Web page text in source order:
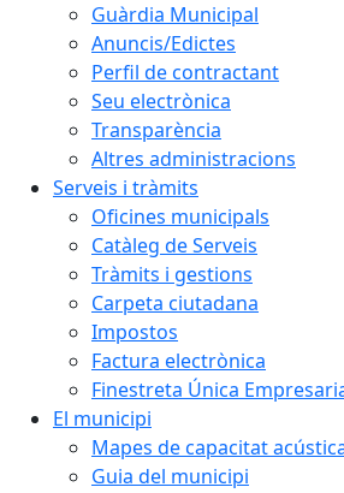
Guàrdia Municipal
Anuncis/Edictes
Perfil de contractant
Seu electrònica
Transparència
Altres administracions
Serveis i tràmits
Oficines municipals
Catàleg de Serveis
Tràmits i gestions
Carpeta ciutadana
Impostos
Factura electrònica
Finestreta Única
El municipi
Mapes de capacitat
Guia del municipi